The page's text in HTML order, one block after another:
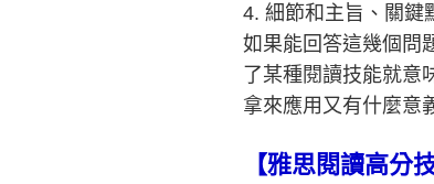
4. 細節和主旨、關鍵
如果能回答這幾個問
了某種閱讀技能就意
拿來應用又有什麼意
【雅思閱讀高分